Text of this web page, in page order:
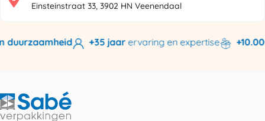
Einsteinstraat 33, 3902 HN Veenendaal
+35 jaarervaring en expertise